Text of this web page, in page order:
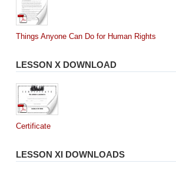
Things Anyone Can Do for Human Rights
LESSON X DOWNLOAD
Certificate
LESSON XI DOWNLOADS